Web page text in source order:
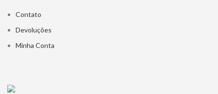
Contato
Devoluções
Minha Conta